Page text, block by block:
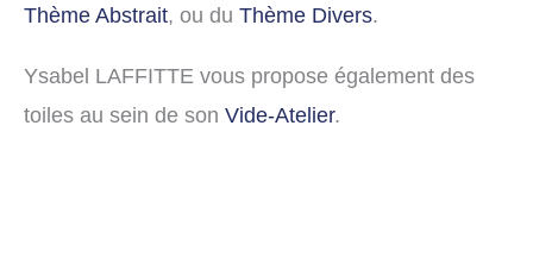
Thème Abstrait, ou du Thème Divers.
Ysabel LAFFITTE vous propose également des
toiles au sein de son Vide-Atelier.